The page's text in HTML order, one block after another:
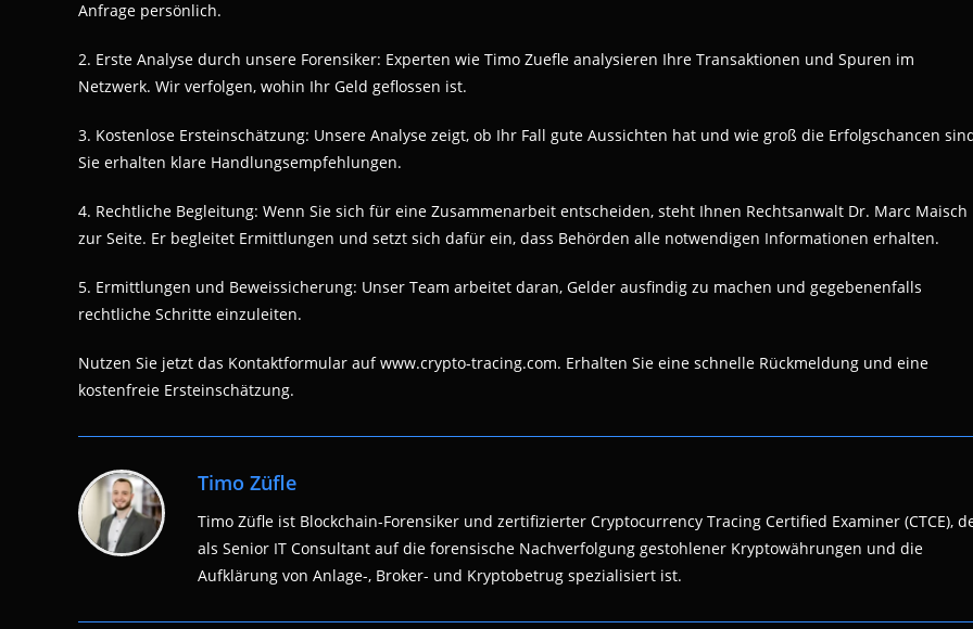
Anfrage persönlich.
2. Erste Analyse durch unsere Forensiker: Experten wie Timo Zuefle analysieren Ihre Transaktionen und Spuren im
Netzwerk. Wir verfolgen, wohin Ihr Geld geflossen ist.
3. Kostenlose Ersteinschätzung: Unsere Analyse zeigt, ob Ihr Fall gute Aussichten hat und wie groß die Erfolgschancen
Sie erhalten klare Handlungsempfehlungen.
4. Rechtliche Begleitung: Wenn Sie sich für eine Zusammenarbeit entscheiden, steht Ihnen Rechtsanwalt Dr. Marc Maisch
zur Seite. Er begleitet Ermittlungen und setzt sich dafür ein, dass Behörden alle notwendigen Informationen erhalten.
5. Ermittlungen und Beweissicherung: Unser Team arbeitet daran, Gelder ausfindig zu machen und gegebenenfalls
rechtliche Schritte einzuleiten.
Nutzen Sie jetzt das Kontaktformular auf www.crypto-tracing.com. Erhalten Sie eine schnelle Rückmeldung und eine
kostenfreie Ersteinschätzung.
Timo Züfle
Timo Züfle ist Blockchain-Forensiker und zertifizierter Cryptocurrency Tracing Certified Examiner (CTCE),
als Senior IT Consultant auf die forensische Nachverfolgung gestohlener Kryptowährungen und die
Aufklärung von Anlage-, Broker- und Kryptobetrug spezialisiert ist.